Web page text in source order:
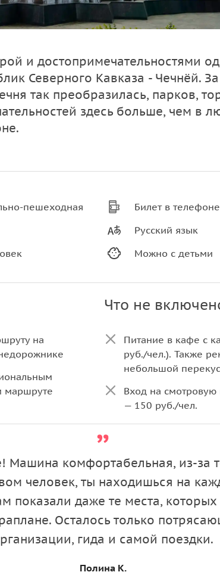
и достопримечательностями
Северного Кавказа - Чечнёй. За
так преобразилась, парков,
здесь больше, чем в
пешеходная
Билет в телефоне
Русский язык
Можно с детьми
на
маршруте
Что не
Питание в кафе с
руб./чел.). Также
небольшой
Вход на смотровую
— 150 руб./чел.
комфортабельная, из-за
человек, ты находишься на
показали даже те места,
Осталось только
гида и самой поездки.
Полина К.